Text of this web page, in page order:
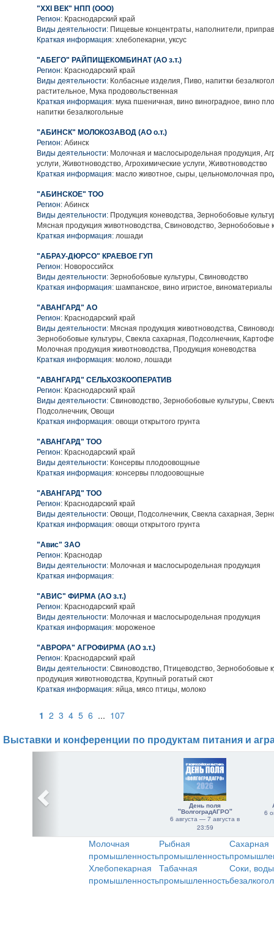
"XXI ВЕК" НПП (ООО)
Регион: Краснодарский край
Виды деятельности: Пищевые концентраты, наполнители,
Краткая информация: хлебопекарни, уксус
"АБЕГО" РАЙПИЩЕКОМБИНАТ (АО з.т.)
Регион: Краснодарский край
Виды деятельности: Колбасные изделия, Пиво, напитки
растительное, Мука продовольственная
Краткая информация: мука пшеничная, вино виноградное, вино
напитки безалкогольные
"АБИНСК" МОЛОКОЗАВОД (АО о.т.)
Регион: Абинск
Виды деятельности: Молочная и маслосыродельная продукция,
услуги, Животноводство, Агрохимические услуги, Животноводство
Краткая информация: масло животное, сыры, цельномолочная
"АБИНСКОЕ" ТОО
Регион: Абинск
Виды деятельности: Продукция коневодства, Зернобобовые
Мясная продукция животноводства, Свиноводство, Зернобобовые
Краткая информация: лошади
"АБРАУ-ДЮРСО" КРАЕВОЕ ГУП
Регион: Новороссийск
Виды деятельности: Зернобобовые культуры, Свиноводство
Краткая информация: шампанское, вино игристое,
"АВАНГАРД" АО
Регион: Краснодарский край
Виды деятельности: Мясная продукция животноводства,
Зернобобовые культуры, Свекла сахарная, Подсолнечник,
Молочная продукция животноводства, Продукция коневодства
Краткая информация: молоко, лошади
"АВАНГАРД" СЕЛЬХОЗКООПЕРАТИВ
Регион: Краснодарский край
Виды деятельности: Свиноводство, Зернобобовые культуры,
Подсолнечник, Овощи
Краткая информация: овощи открытого грунта
"АВАНГАРД" ТОО
Регион: Краснодарский край
Виды деятельности: Консервы плодоовощные
Краткая информация: консервы плодоовощные
"АВАНГАРД" ТОО
Регион: Краснодарский край
Виды деятельности: Овощи, Подсолнечник, Свекла сахарная,
Краткая информация: овощи открытого грунта
"Авис" ЗАО
Регион: Краснодар
Виды деятельности: Молочная и маслосыродельная продукция
Краткая информация:
"АВИС" ФИРМА (АО з.т.)
Регион: Краснодарский край
Виды деятельности: Молочная и маслосыродельная продукция
Краткая информация: мороженое
"АВРОРА" АГРОФИРМА (АО з.т.)
Регион: Краснодарский край
Виды деятельности: Свиноводство, Птицеводство, Зернобобовые
продукция животноводства, Крупный рогатый скот
Краткая информация: яйца, мясо птицы, молоко
1 2 3 4 5 6 ... 107
Выставки и конференции по продуктам питания и
День поля
"ВолгоградАГРО"
6 августа — 7 августа в
23:59
6
Молочная
промышленность
Рыбная
промышленность
Сахарная
Хлебопекарная
промышленность
Табачная
промышленность
Соки,